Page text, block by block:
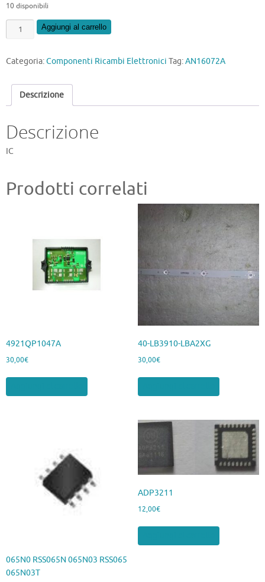
10 disponibili
AN16072A
quantità
Aggiungi al carrello
Categoria:Componenti Ricambi Elettronici Tag:AN16072A
Descrizione
Descrizione
IC
Prodotti correlati
4921QP1047A
30,00€
40-LB3910-LBA2XG
30,00€
065N0 RSS065N 065N03 RSS065
065N03T
ADP3211
12,00€